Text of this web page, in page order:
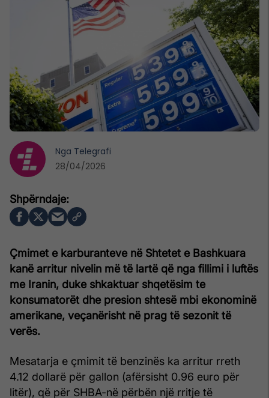
Çmimet e karburanteve në Shtetet e Bashkuara
kanë arritur nivelin më të lartë që nga fillimi i luftës
me Iranin, duke shkaktuar shqetësim te
konsumatorët dhe presion shtesë mbi ekonominë
amerikane, veçanërisht në prag të sezonit të
verës.
Mesatarja e çmimit të benzinës ka arritur rreth
4.12 dollarë për gallon (afërsisht 0.96 euro për
litër), që për SHBA-në përbën një rritje të
Nga Telegrafi
28/04/2026